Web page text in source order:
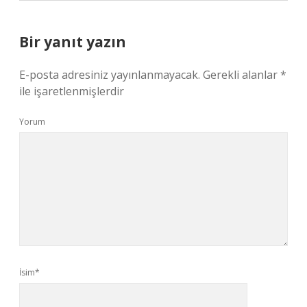
Bir yanıt yazın
E-posta adresiniz yayınlanmayacak. Gerekli alanlar*
ile işaretlenmişlerdir
Yorum
İsim*